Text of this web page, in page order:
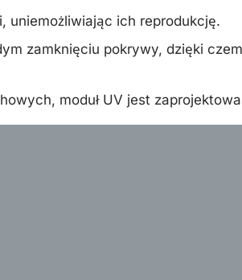
uniemożliwiając ich reprodukcję.
zamknięciu pokrywy, dzięki
moduł UV jest